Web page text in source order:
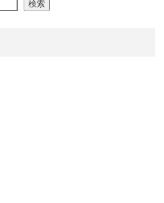
検索